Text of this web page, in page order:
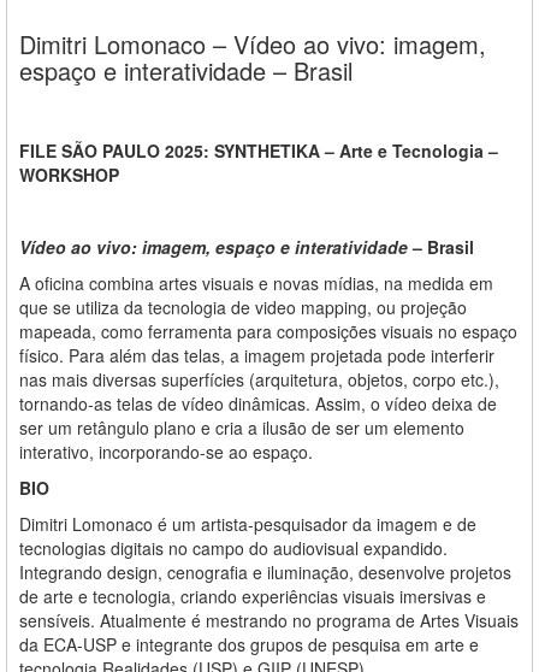
Dimitri Lomonaco – Vídeo ao vivo: imagem,
espaço e interatividade – Brasil
FILE SÃO PAULO 2025: SYNTHETIKA – Arte e Tecnologia –
WORKSHOP
Vídeo ao vivo: imagem, espaço e interatividade– Brasil
A oficina combina artes visuais e novas mídias, na medida em
que se utiliza da tecnologia de video mapping, ou projeção
mapeada, como ferramenta para composições visuais no espaço
físico. Para além das telas, a imagem projetada pode interferir
nas mais diversas superfícies (arquitetura, objetos, corpo etc.),
tornando-as telas de vídeo dinâmicas. Assim, o vídeo deixa de
ser um retângulo plano e cria a ilusão de ser um elemento
interativo, incorporando-se ao espaço.
BIO
Dimitri Lomonaco é um artista-pesquisador da imagem e de
tecnologias digitais no campo do audiovisual expandido.
Integrando design, cenografia e iluminação, desenvolve projetos
de arte e tecnologia, criando experiências visuais imersivas e
sensíveis. Atualmente é mestrando no programa de Artes Visuais
da ECA-USP e integrante dos grupos de pesquisa em arte e